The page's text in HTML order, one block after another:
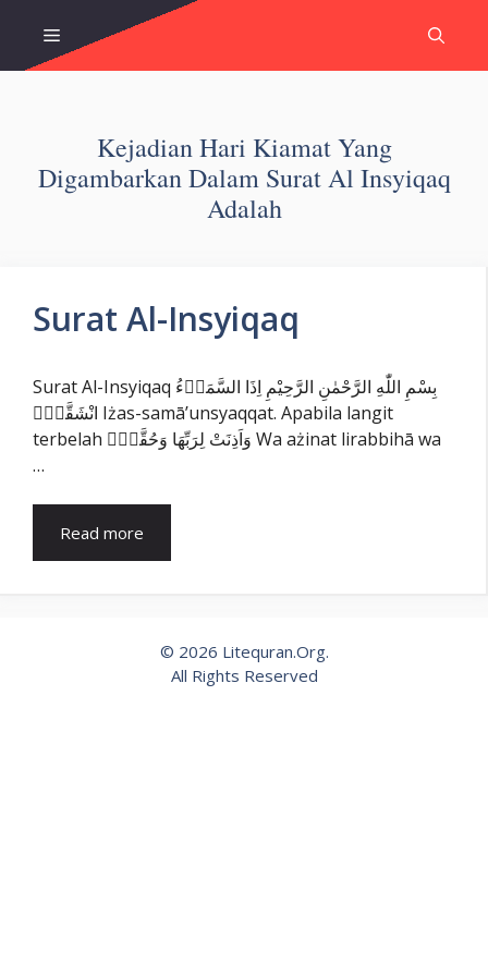
content
Menu
Kejadian Hari Kiamat Yang
Digambarkan Dalam Surat Al Insyiqaq
Adalah
Surat Al-Insyiqaq
Surat Al-Insyiqaq بِسْمِ اللّٰهِ الرَّحْمٰنِ الرَّحِيْمِ اِذَا السَّمَاۤءُ
انْشَقَّتْۙ Iżas-samā’unsyaqqat. Apabila langit
terbelah وَاَذِنَتْ لِرَبِّهَا وَحُقَّتْۙ Wa ażinat lirabbihā wa
…
Read more
© 2026 Litequran.Org.
All Rights Reserved